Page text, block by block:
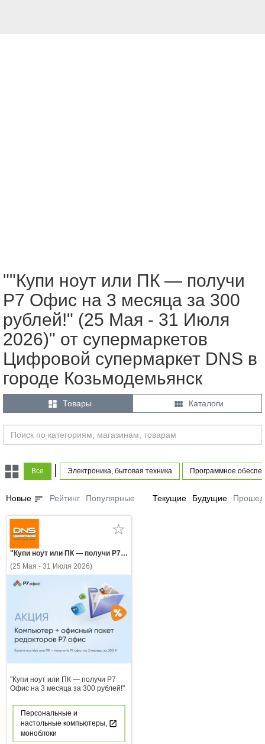
""Купи ноут или ПК — получи
Р7 Офис на 3 месяца за 300
рублей!" (25 Мая - 31 Июля
2026)" от супермаркетов
Цифровой супермаркет DNS в
городе Козьмодемьянск
 Товары  Каталоги
Все | Электроника, бытовая техника Программное
Новые sort Рейтинг Популярные Текущие Будущие
"Купи ноут или ПК — получи Р7 Офис на 3 месяца за 300 рублей!"
(25 Мая - 31 Июля 2026)
"Купи ноут или ПК — получи Р7
Офис на 3 месяца за 300 рублей!"
Персональные и
настольные компьютеры,
моноблоки